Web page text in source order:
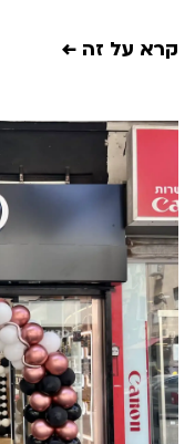
על זה ←